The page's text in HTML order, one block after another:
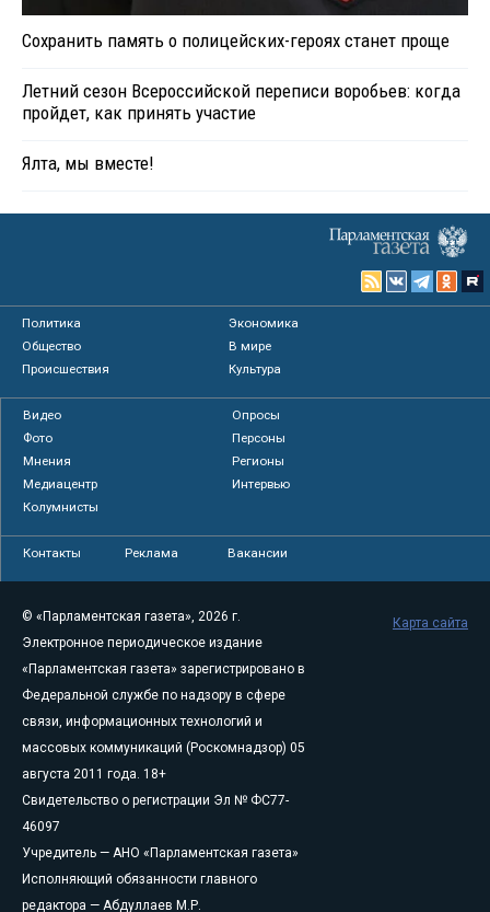
Сохранить память о полицейских-героях станет проще
Летний сезон Всероссийской переписи воробьев: когда
пройдет, как принять участие
Ялта, мы вместе!
Политика
Экономика
Общество
В мире
Происшествия
Культура
Видео
Опросы
Фото
Персоны
Мнения
Регионы
Медиацентр
Интервью
Колумнисты
Контакты Реклама Вакансии
© «Парламентская газета», 2026 г.
Электронное периодическое издание
«Парламентская газета» зарегистрировано в
Федеральной службе по надзору в сфере
связи, информационных технологий и
массовых коммуникаций (Роскомнадзор) 05
августа 2011 года. 18+
Свидетельство о регистрации Эл № ФС77-
46097
Учредитель — АНО «Парламентская газета»
Исполняющий обязанности главного
редактора — Абдуллаев М.Р.
Карта сайта